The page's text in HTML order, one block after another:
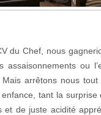
du Chef, nous
assaisonnements ou
arrêtons nous
tant la
et de juste acidité